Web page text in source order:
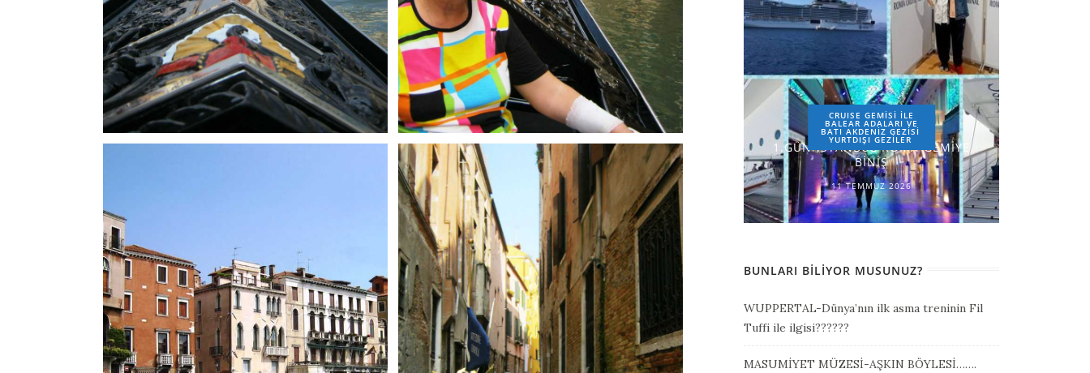
CRUISE GEMİSİ İLE
BALEAR ADALARI VE
BATI AKDENİZ GEZİSİ
YURTDIŞI GEZILER
1.GÜN-İSTANBUL-ROMA-GEMİYE
BİNİŞ
11 TEMMUZ 2026
BUNLARI BILIYOR MUSUNUZ?
WUPPERTAL-Dünya’nın ilk asma treninin Fil
Tuffi ile ilgisi??????
MASUMİYET MÜZESİ-AŞKIN BÖYLESİ…….